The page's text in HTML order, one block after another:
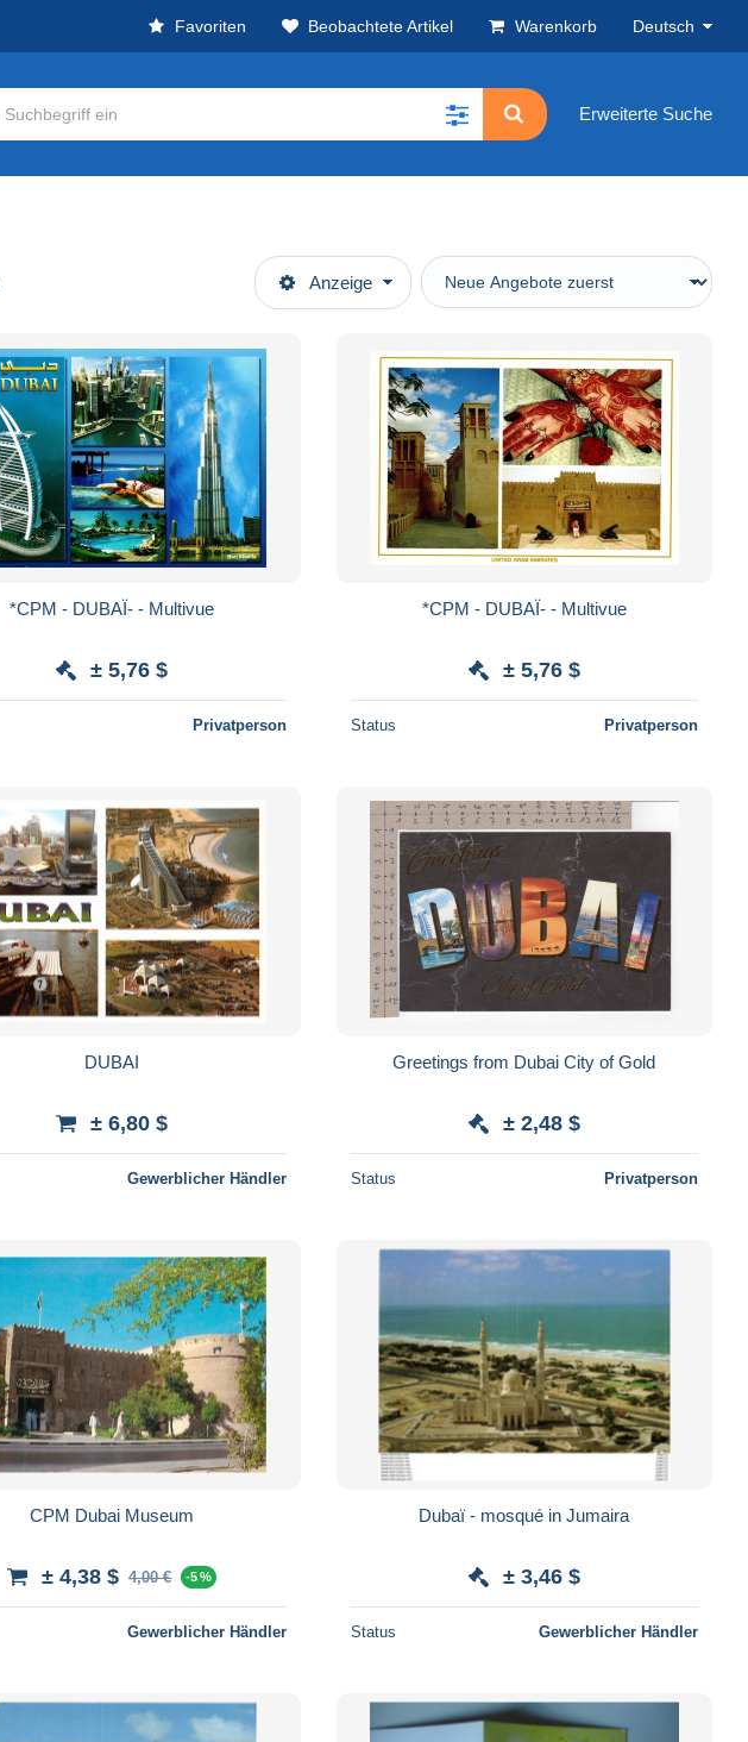
Favoriten Beobachtete Artikel Warenkorb Deutsch
Erweiterte Suche
Anzeige
*CPM - DUBAÏ- - Multivue
± 5,76 $
Privatperson
*CPM - DUBAÏ- - Multivue
± 5,76 $
Status Privatperson
DUBAI
± 6,80 $
Gewerblicher Händler
Greetings from Dubai City of Gold
± 2,48 $
Status Privatperson
CPM Dubai Museum
± 4,38 $ 4,00 € -5 %
Gewerblicher Händler
Dubaï - mosqué in Jumaira
± 3,46 $
Status Gewerblicher Händler